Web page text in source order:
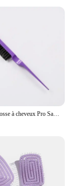
Peigne de brosse à cheveux Pro Salon, Peigne à ligne mince, Peigne à dos, Outils de coiffage, Kit de bricolage, Peignes à cheveux en gros, 1 PC